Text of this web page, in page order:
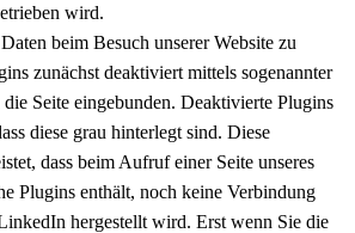
wird.
beim Besuch unserer Website zu
zunächst deaktiviert mittels sogenannter
Seite eingebunden. Deaktivierte Plugins
diese grau hinterlegt sind. Diese
dass beim Aufruf einer Seite unseres
Plugins enthält, noch keine Verbindung
hergestellt wird. Erst wenn Sie die